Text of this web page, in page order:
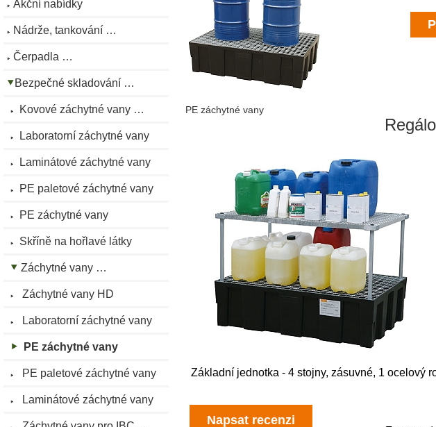
Akční nabídky
Nádrže, tankování …
Čerpadla …
Bezpečné skladování …
Kovové záchytné vany …
Laboratorní záchytné vany
Laminátové záchytné vany
PE paletové záchytné vany
PE záchytné vany
Skříně na hořlavé látky
Záchytné vany …
Záchytné vany HD
Laboratorní záchytné vany
PE záchytné vany
PE paletové záchytné vany
Laminátové záchytné vany
PE záchytné vany
Základní jednotka - 4 stojny, zásuvné, 1 ocelový
Napsat recenzi